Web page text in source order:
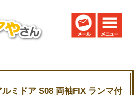
ルミドア S08 両袖FIX ランマ付